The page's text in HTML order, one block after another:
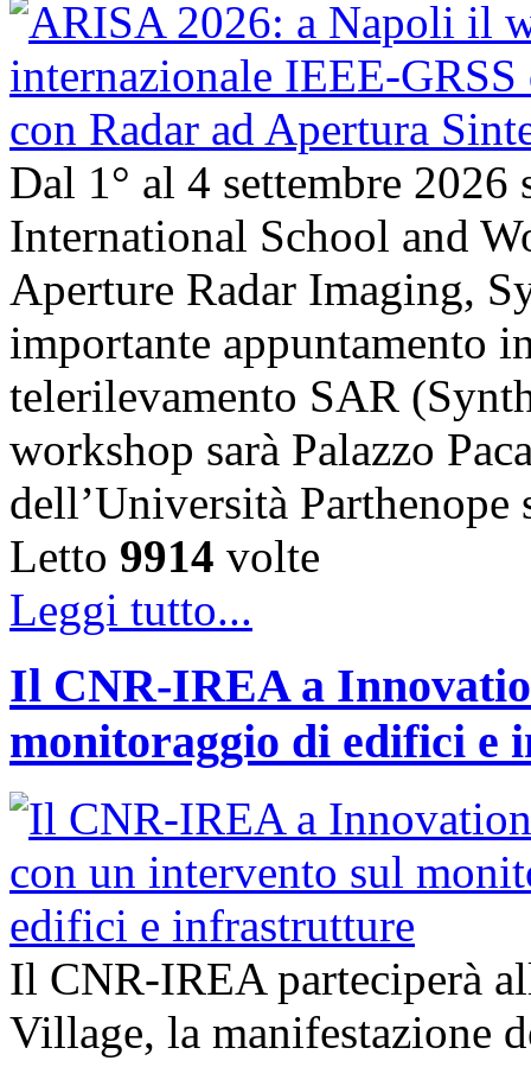
Dal 1° al 4 settembre
International School and
Aperture Radar Imaging,
importante appuntamento
telerilevamento SAR
workshop sarà Palazzo
dell’Università
Letto 9914 volte
Leggi tutto...
Il CNR-IREA a
monitoraggio di edifici e
Il CNR-IREA parteciperà
Village, la manifestazione